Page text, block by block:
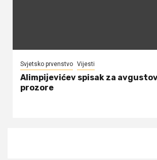
Svjetsko prvenstvo Vijesti
Alimpijevićev spisak za
prozore